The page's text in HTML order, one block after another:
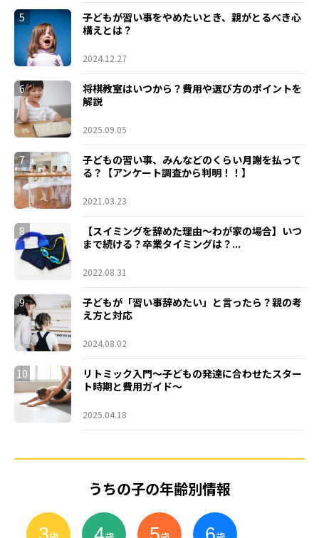
5
子どもが習い事をやめたいとき、親がとるべき心
構えとは？
2024.12.27
6
将棋教室はいつから？費用や選び方のポイントを
解説
2025.09.05
7
子どもの習い事、みんなどのくらい月謝を払って
る？【アンケート調査から判明！！】
2021.03.23
8
【スイミングを辞めた理由～わが家の場合】いつ
まで続ける？卒業タイミングは？...
2022.08.31
9
子どもが「習い事辞めたい」と言ったら？親の考
え方と対応
2024.08.02
10
リトミック入門～子どもの発達に合わせたスター
ト時期と費用ガイド～
2025.04.18
うちの子の年齢別情報